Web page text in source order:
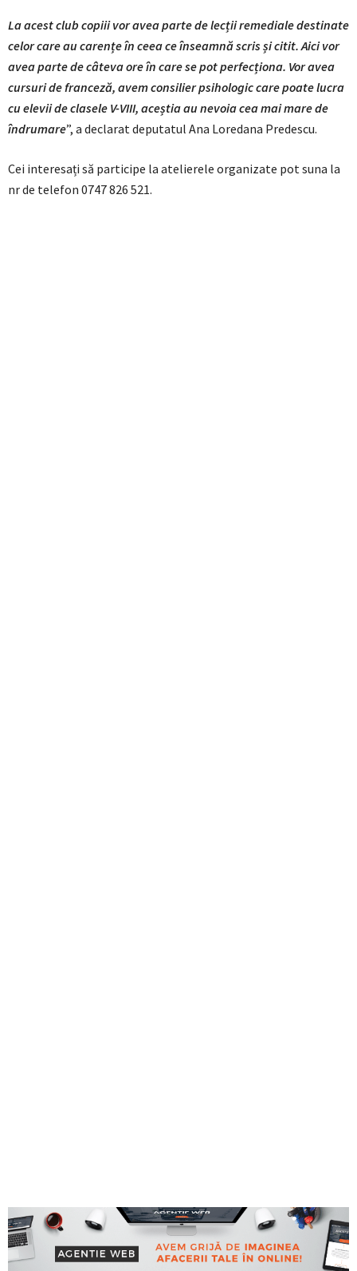
La acest club copiii vor avea parte de lecții remediale destinate
celor care au carențe în ceea ce înseamnă scris și citit. Aici vor
avea parte de câteva ore în care se pot perfecționa. Vor avea
cursuri de franceză, avem consilier psihologic care poate lucra
cu elevii de clasele V-VIII, aceștia au nevoia cea mai mare de
îndrumare”, a declarat deputatul Ana Loredana Predescu.
Cei interesați să participe la atelierele organizate pot suna la
nr de telefon 0747 826 521.